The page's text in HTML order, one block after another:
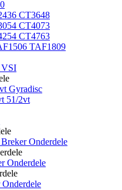
CT3648
CT4073
CT4763
TAF1809
Gyradisc
51/2vt
Onderdele
Onderdele